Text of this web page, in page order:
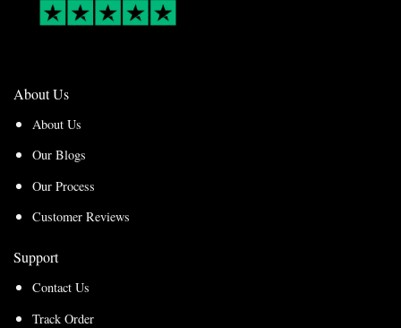
About Us
About Us
Our Blogs
Our Process
Customer Reviews
Support
Contact Us
Track Order